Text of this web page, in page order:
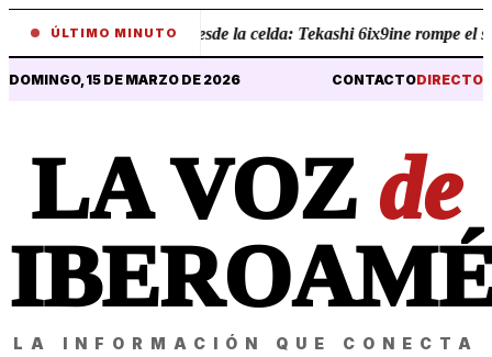
ÚLTIMO MINUTO
• Revelaciones desde la celda: Tekashi 6ix9ine rompe el
DOMINGO, 15 DE MARZO DE 2026 CONTACTODIRECTO
LA VOZ de
LA INFORMACIÓN QUE CONECTA